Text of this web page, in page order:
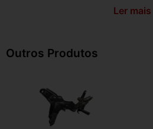
Ler mais
Outros Produtos